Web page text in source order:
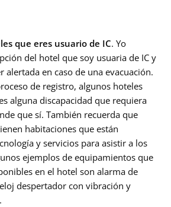
que eres usuario de IC. Yo
del hotel que soy usuaria de IC y
alertada en caso de una evacuación.
de registro, algunos hoteles
alguna discapacidad que requiera
que sí. También recuerda que
habitaciones que están
y servicios para asistir a los
ejemplos de equipamientos que
en el hotel son alarma de
despertador con vibración y